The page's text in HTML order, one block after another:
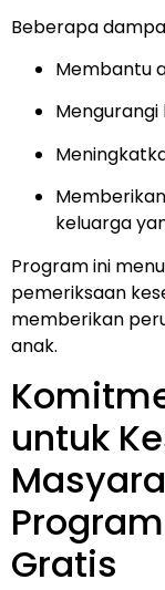
Beberapa
Membantu
keluarga
Program ini
pemeriksaan
memberikan
anak.
untuk
Gratis